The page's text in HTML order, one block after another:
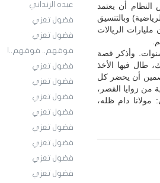
عبده الزنداني
فضول تعزي
فضول تعزي
فوقهم.. فوقهم..!
فضول تعزي
فضول تعزي
فضول تعزي
فضول تعزي
فضول تعزي
فضول تعزي
فضول تعزي
فضول تعزي
أن يعتمد
وبالتنسيق
الريالات
وأذكر قصة
طال فيها الأخذ
أن يحضر كل
من زوايا القصر،
مولانا دام ظله،